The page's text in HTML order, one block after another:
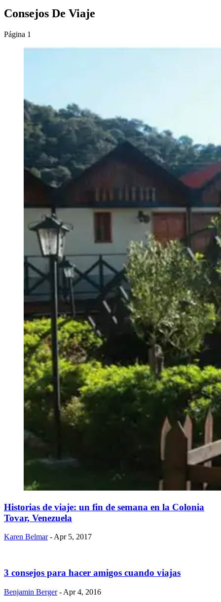
Consejos De Viaje
Página 1
Historias de viaje: un fin de semana en la Colonia
Tovar, Venezuela
Karen Belmar - Apr 5, 2017
3 consejos para hacer amigos cuando viajas
Benjamin Berger - Apr 4, 2016